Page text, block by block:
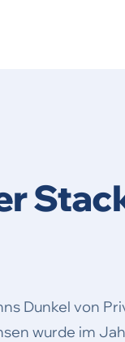
Dunkel von
wurde im